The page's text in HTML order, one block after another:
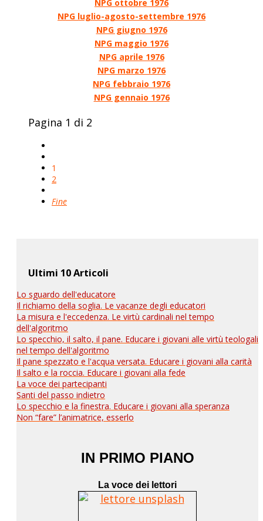
NPG ottobre 1976
NPG luglio-agosto-settembre 1976
NPG giugno 1976
NPG maggio 1976
NPG aprile 1976
NPG marzo 1976
NPG febbraio 1976
NPG gennaio 1976
Pagina 1 di 2
1
2
Fine
Ultimi 10 Articoli
Lo sguardo dell'educatore
Il richiamo della soglia. Le vacanze degli educatori
La misura e l'eccedenza. Le virtù cardinali nel tempo
dell'algoritmo
Lo specchio, il salto, il pane. Educare i giovani alle virtù teologali
nel tempo dell'algoritmo
Il pane spezzato e l'acqua versata. Educare i giovani alla carità
Il salto e la roccia. Educare i giovani alla fede
La voce dei partecipanti
Santi del passo indietro
Lo specchio e la finestra. Educare i giovani alla speranza
Non “fare” l’animatrice, esserlo
IN PRIMO PIANO
La voce dei lettori